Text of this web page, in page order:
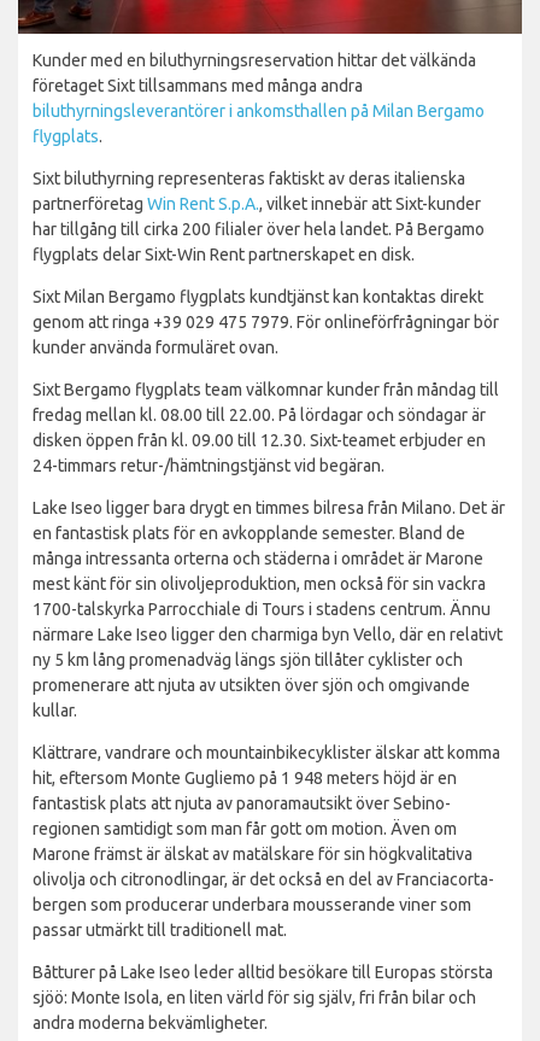
Kunder med en biluthyrningsreservation hittar det välkända
företaget Sixt tillsammans med många andra
biluthyrningsleverantörer i ankomsthallen på Milan Bergamo
flygplats.
Sixt biluthyrning representeras faktiskt av deras italienska
partnerföretag Win Rent S.p.A., vilket innebär att Sixt-kunder
har tillgång till cirka 200 filialer över hela landet. På Bergamo
flygplats delar Sixt-Win Rent partnerskapet en disk.
Sixt Milan Bergamo flygplats kundtjänst kan kontaktas direkt
genom att ringa +39 029 475 7979. För onlineförfrågningar bör
kunder använda formuläret ovan.
Sixt Bergamo flygplats team välkomnar kunder från måndag till
fredag mellan kl. 08.00 till 22.00. På lördagar och söndagar är
disken öppen från kl. 09.00 till 12.30. Sixt-teamet erbjuder en
24-timmars retur-/hämtningstjänst vid begäran.
Lake Iseo ligger bara drygt en timmes bilresa från Milano. Det är
en fantastisk plats för en avkopplande semester. Bland de
många intressanta orterna och städerna i området är Marone
mest känt för sin olivoljeproduktion, men också för sin vackra
1700-talskyrka Parrocchiale di Tours i stadens centrum. Ännu
närmare Lake Iseo ligger den charmiga byn Vello, där en relativt
ny 5 km lång promenadväg längs sjön tillåter cyklister och
promenerare att njuta av utsikten över sjön och omgivande
kullar.
Klättrare, vandrare och mountainbikecyklister älskar att komma
hit, eftersom Monte Gugliemo på 1 948 meters höjd är en
fantastisk plats att njuta av panoramautsikt över Sebino-
regionen samtidigt som man får gott om motion. Även om
Marone främst är älskat av matälskare för sin högkvalitativa
olivolja och citronodlingar, är det också en del av Franciacorta-
bergen som producerar underbara mousserande viner som
passar utmärkt till traditionell mat.
Båtturer på Lake Iseo leder alltid besökare till Europas största
sjöö: Monte Isola, en liten värld för sig själv, fri från bilar och
andra moderna bekvämligheter.